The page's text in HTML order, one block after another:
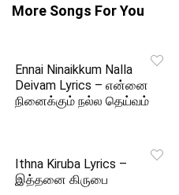
More Songs For You
Ennai Ninaikkum Nalla
Deivam Lyrics – என்னை
நினைக்கும் நல்ல தெய்வம்
Ithna Kiruba Lyrics –
இத்தனை கிருபை